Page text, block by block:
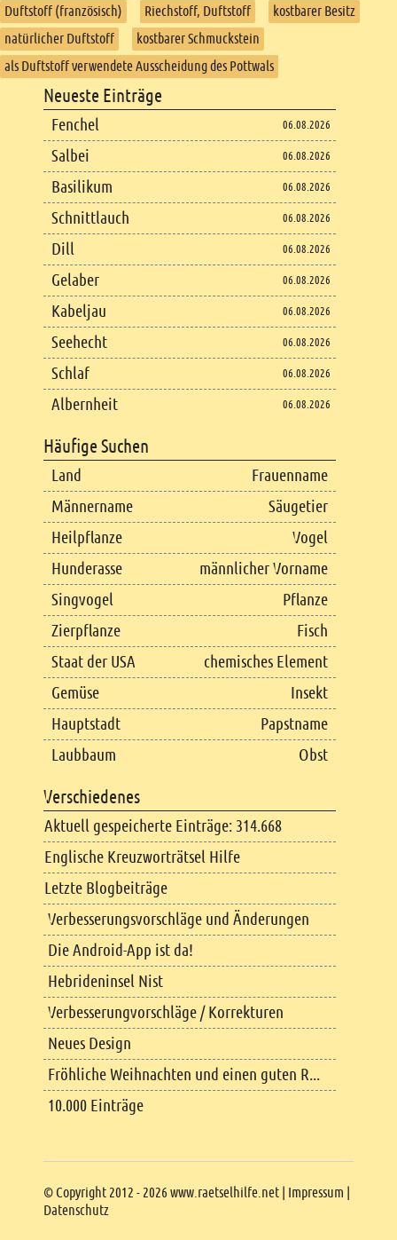
Duftstoff (französisch) Riechstoff, Duftstoff
kostbarer Besitz
natürlicher Duftstoff
kostbarer Schmuckstein
als Duftstoff verwendete Ausscheidung des Pottwals
Copyright
© Copyright 2012 - 2026 www.raetselhilfe.net | Impressum |
Datenschutz
Footer content
Neueste Einträge
Fenchel 06.08.2026
Salbei 06.08.2026
Basilikum 06.08.2026
Schnittlauch 06.08.2026
Dill 06.08.2026
Gelaber 06.08.2026
Kabeljau 06.08.2026
Seehecht 06.08.2026
Schlaf 06.08.2026
Albernheit 06.08.2026
Häufige Suchen
Land
Frauenname
Männername
Säugetier
Heilpflanze
Vogel
Hunderasse
männlicher Vorname
Singvogel
Pflanze
Zierpflanze
Fisch
Staat der USA
chemisches Element
Gemüse
Insekt
Hauptstadt
Papstname
Laubbaum
Obst
Verschiedenes
Aktuell gespeicherte Einträge: 314.668
Englische Kreuzworträtsel Hilfe
Letzte Blogbeiträge
Verbesserungsvorschläge und Änderungen
Die Android-App ist da!
Hebrideninsel Nist
Verbesserungvorschläge / Korrekturen
Neues Design
Fröhliche Weihnachten und einen guten R...
10.000 Einträge